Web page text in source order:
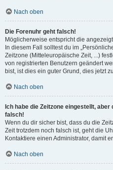
Nach oben
Die Forenuhr geht falsch!
Möglicherweise entspricht die
In diesem Fall solltest du im
Zeitzone (Mitteleuropäische Zeit, ...)
von registrierten Benutzern geändert
bist, ist dies ein guter Grund, dies jetzt
Nach oben
Ich habe die Zeitzone eingestellt,
falsch!
Wenn du dir sicher bist, dass du die
Zeit trotzdem noch falsch ist, geht die
Kontaktiere einen Administrator, damit
Nach oben